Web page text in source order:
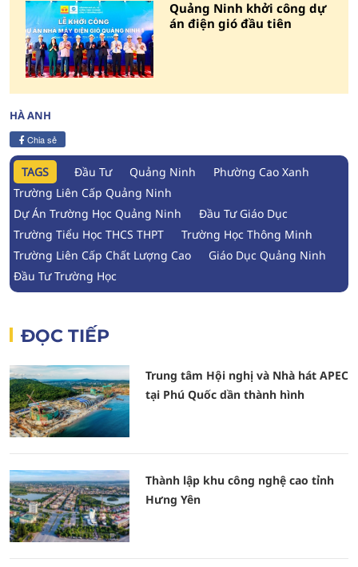
Quảng Ninh khởi công dự
án điện gió đầu tiên
HÀ ANH
Chia sẻ
TAGS Đầu Tư Quảng Ninh
Phường Cao Xanh
Trường Liên Cấp Quảng Ninh
Dự Án Trường Học Quảng Ninh
Đầu Tư Giáo Dục
Trường Tiểu Học THCS THPT
Trường Học Thông Minh
Trường Liên Cấp Chất Lượng Cao
Giáo Dục Quảng Ninh
Đầu Tư Trường Học
ĐỌC TIẾP
Trung tâm Hội nghị và Nhà hát APEC
tại Phú Quốc dần thành hình
Thành lập khu công nghệ cao tỉnh
Hưng Yên